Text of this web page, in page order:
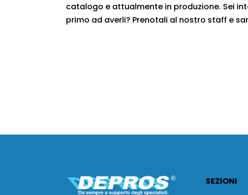
catalogo e attualmente in produzione. Sei
primo ad averli? Prenotali al nostro staff e
SEZIONI